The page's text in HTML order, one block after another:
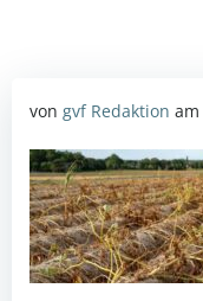
von gvf Redaktion am